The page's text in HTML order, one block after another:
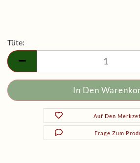
Tüte:
Tüte
Auf Den
Frage Zum